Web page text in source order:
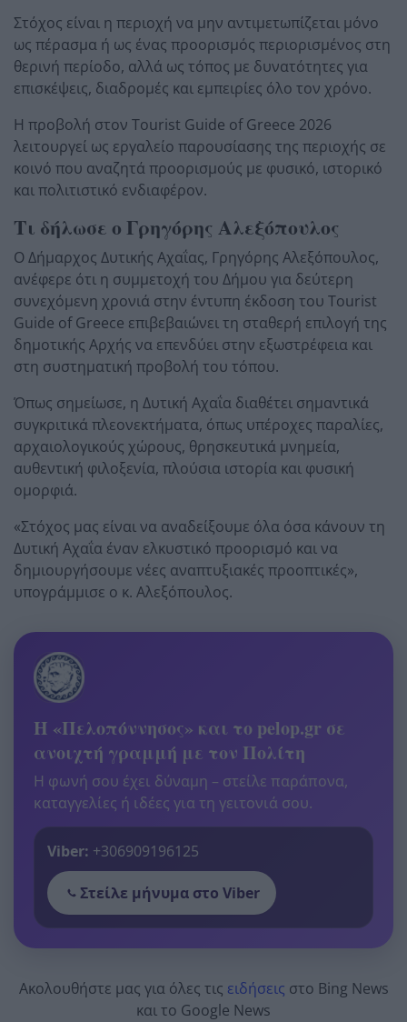
Στόχος είναι η περιοχή να μην αντιμετωπίζεται μόνο
ως πέρασμα ή ως ένας προορισμός περιορισμένος στη
θερινή περίοδο, αλλά ως τόπος με δυνατότητες για
επισκέψεις, διαδρομές και εμπειρίες όλο τον χρόνο.
Η προβολή στον Tourist Guide of Greece 2026
λειτουργεί ως εργαλείο παρουσίασης της περιοχής σε
κοινό που αναζητά προορισμούς με φυσικό, ιστορικό
και πολιτιστικό ενδιαφέρον.
Τι δήλωσε ο Γρηγόρης Αλεξόπουλος
Ο Δήμαρχος Δυτικής Αχαΐας, Γρηγόρης Αλεξόπουλος,
ανέφερε ότι η συμμετοχή του Δήμου για δεύτερη
συνεχόμενη χρονιά στην έντυπη έκδοση του Tourist
Guide of Greece επιβεβαιώνει τη σταθερή επιλογή της
δημοτικής Αρχής να επενδύει στην εξωστρέφεια και
στη συστηματική προβολή του τόπου.
Όπως σημείωσε, η Δυτική Αχαΐα διαθέτει σημαντικά
συγκριτικά πλεονεκτήματα, όπως υπέροχες παραλίες,
αρχαιολογικούς χώρους, θρησκευτικά μνημεία,
αυθεντική φιλοξενία, πλούσια ιστορία και φυσική
ομορφιά.
«Στόχος μας είναι να αναδείξουμε όλα όσα κάνουν τη
Δυτική Αχαΐα έναν ελκυστικό προορισμό και να
δημιουργήσουμε νέες αναπτυξιακές προοπτικές»,
υπογράμμισε ο κ. Αλεξόπουλος.
Η «Πελοπόννησος» και το pelop.gr σε
ανοιχτή γραμμή με τον Πολίτη
Η φωνή σου έχει δύναμη – στείλε παράπονα,
καταγγελίες ή ιδέες για τη γειτονιά σου.
Viber: +306909196125
Στείλε μήνυμα στο Viber
Ακολουθήστε μας για όλες τις ειδήσεις στο Bing News
και το Google News